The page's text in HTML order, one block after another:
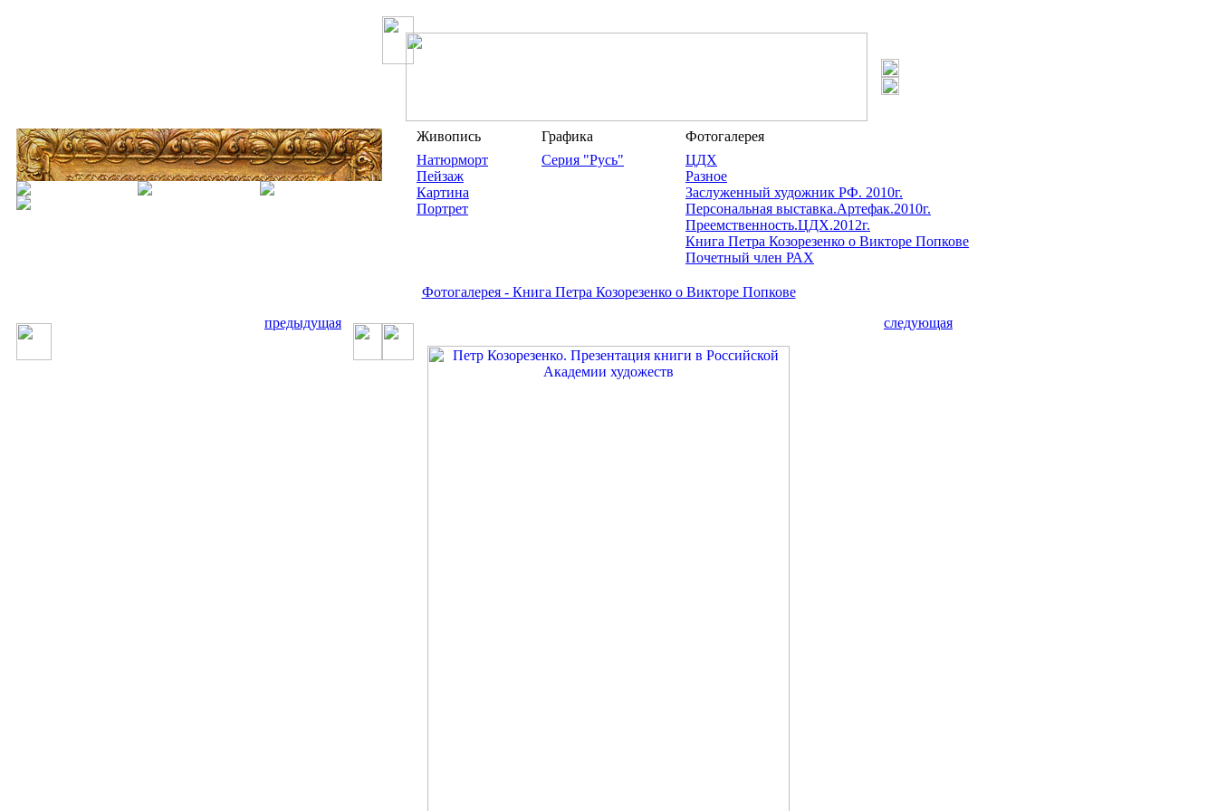
Живопись Графика
Фотогалерея
Натюрморт
Пейзаж
Картина
Портрет
Серия "Русь"
ЦДХ
Разное
Заслуженный художник РФ. 2010г.
Персональная выставка.Артефак.2010г.
Преемственность.ЦДХ.2012г.
Книга Петра Козорезенко о Викторе Попкове
Почетный член РАХ
Фотогалерея - Книга Петра Козорезенко о Викторе Попкове
предыдущая
следующая